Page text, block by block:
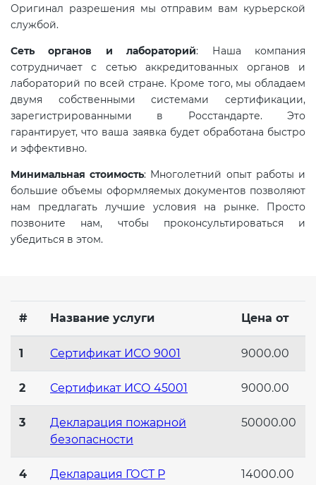
Оригинал разрешения мы отправим вам курьерской
службой.
Сеть органов и лабораторий: Наша компания
сотрудничает с сетью аккредитованных органов и
лабораторий по всей стране. Кроме того, мы обладаем
двумя собственными системами сертификации,
зарегистрированными в Росстандарте. Это
гарантирует, что ваша заявка будет обработана быстро
и эффективно.
Минимальная стоимость: Многолетний опыт работы и
большие объемы оформляемых документов позволяют
нам предлагать лучшие условия на рынке. Просто
позвоните нам, чтобы проконсультироваться и
убедиться в этом.
# Название услуги Цена от
1 Сертификат ИСО 9001 9000.00
2 Сертификат ИСО 45001 9000.00
3
Декларация пожарной
безопасности
50000.00
4 Декларация ГОСТ Р 14000.00
Сертификация детских товаров
Сертификация товаров легкой
промышленности (ТР ТС 017)
Сертификация промышленного
оборудования (ТР ТС 010)
Сертификация средств
индивидуальной защиты (ТР ТС
019)